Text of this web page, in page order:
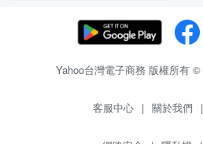
Yahoo台灣電子商務 版權所有
客服中心 | 關於我們 |